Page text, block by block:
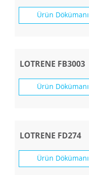
Ürün Dökümanı
LOTRENE FB3003
Ürün Dökümanı
LOTRENE FD274
Ürün Dökümanı